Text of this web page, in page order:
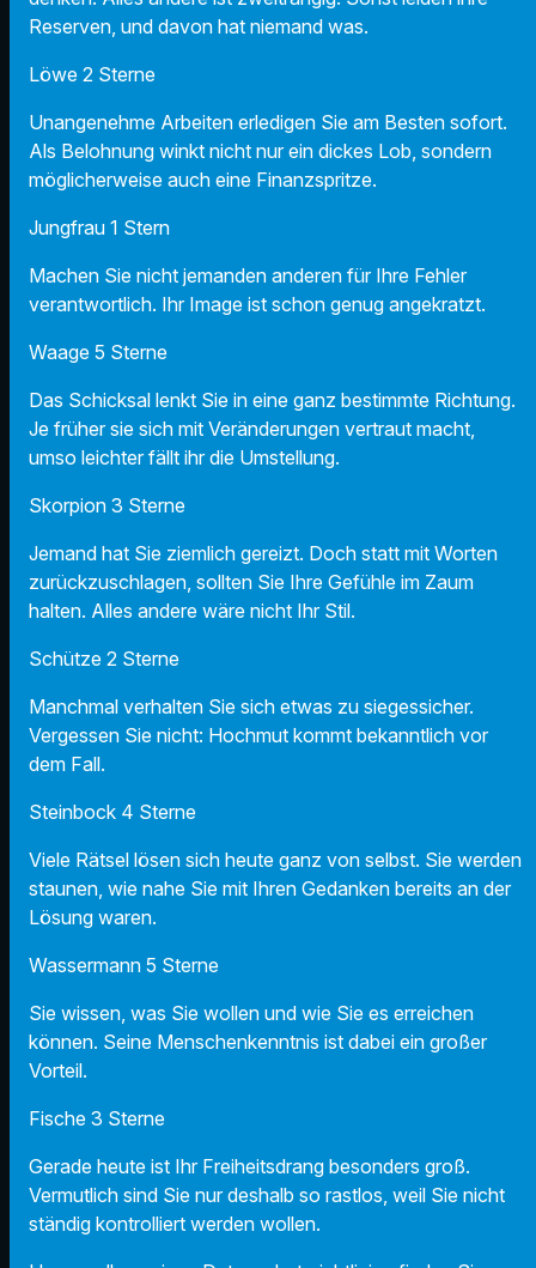
Reserven, und davon hat niemand was.
Löwe 2 Sterne
Unangenehme Arbeiten erledigen Sie am Besten sofort.
Als Belohnung winkt nicht nur ein dickes Lob, sondern
möglicherweise auch eine Finanzspritze.
Jungfrau 1 Stern
Machen Sie nicht jemanden anderen für Ihre Fehler
verantwortlich. Ihr Image ist schon genug angekratzt.
Waage 5 Sterne
Das Schicksal lenkt Sie in eine ganz bestimmte Richtung.
Je früher sie sich mit Veränderungen vertraut macht,
umso leichter fällt ihr die Umstellung.
Skorpion 3 Sterne
Jemand hat Sie ziemlich gereizt. Doch statt mit Worten
zurückzuschlagen, sollten Sie Ihre Gefühle im Zaum
halten. Alles andere wäre nicht Ihr Stil.
Schütze 2 Sterne
Manchmal verhalten Sie sich etwas zu siegessicher.
Vergessen Sie nicht: Hochmut kommt bekanntlich vor
dem Fall.
Steinbock 4 Sterne
Viele Rätsel lösen sich heute ganz von selbst. Sie werden
staunen, wie nahe Sie mit Ihren Gedanken bereits an der
Lösung waren.
Wassermann 5 Sterne
Sie wissen, was Sie wollen und wie Sie es erreichen
können. Seine Menschenkenntnis ist dabei ein großer
Vorteil.
Fische 3 Sterne
Gerade heute ist Ihr Freiheitsdrang besonders groß.
Vermutlich sind Sie nur deshalb so rastlos, weil Sie nicht
ständig kontrolliert werden wollen.